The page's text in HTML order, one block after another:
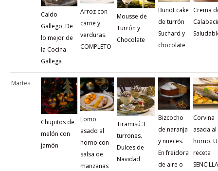
Caldo
Gallego. De
lo mejor de
la Cocina
Gallega
Arroz con
carne y
verduras.
COMPLETO
Mousse de
Turrón y
Chocolate
Bundt cake
de turrón
Suchard y
chocolate
Crema
Martes
Chupitos de
melón con
jamón
Lomo
asado al
horno con
salsa de
manzanas
Tiramisú 3
turrones.
Dulces de
Navidad
Bizcocho
de naranja
y nueces.
En freidora
de aire o
Corvina
asada al
horno.
receta
SENCILLA